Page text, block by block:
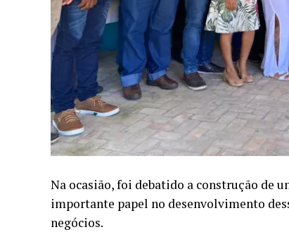
Na ocasião, foi debatido a construção de
importante papel no desenvolvimento
negócios.